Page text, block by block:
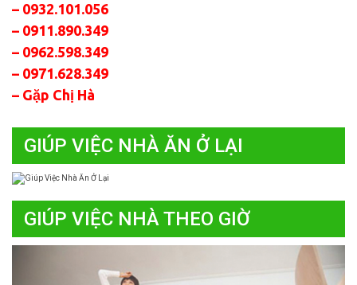
– 0932.101.056
– 0911.890.349
– 0962.598.349
– 0971.628.349
– Gặp Chị Hà
GIÚP VIỆC NHÀ ĂN Ở LẠI
GIÚP VIỆC NHÀ THEO GIỜ